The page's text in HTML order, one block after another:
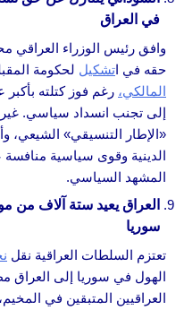
في العراق
وافق رئيس الوزراء العراقي
حقه في اتشكيل لحكومة
المالكي، رغم فوز كتلته
إلى تجنب انسداد سياسي.
«الإطار التنسيقي» الشيعي،
الدينية وقوى سياسية
المشهد السياسي.
العراق يعيد ستة آلاف من
سوريا
تعتزم السلطات العراقية نقل نحو
الهول في سوريا إلى العراق
العراقيين المتبقين في